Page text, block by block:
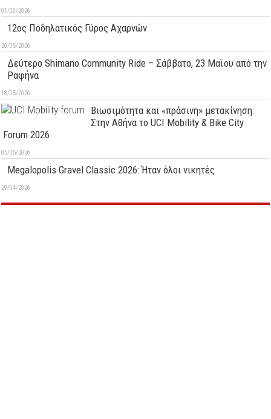
01/06/2026
12ος Ποδηλατικός Γύρος Αχαρνών
20/05/2026
Δεύτερo Shimano Community Ride – Σάββατο, 23 Μαϊου από την
Ραφήνα
18/05/2026
Βιωσιμότητα και «πράσινη» μετακίνηση:
Στην Αθήνα το UCI Mobility & Bike City
Forum 2026
05/05/2026
Megalopolis Gravel Classic 2026: Ήταν όλοι νικητές
29/04/2026